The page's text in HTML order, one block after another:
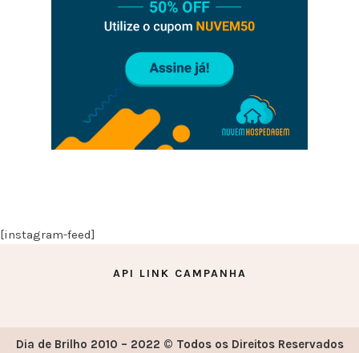
[instagram-feed]
API LINK CAMPANHA
Dia de Brilho 2010 – 2022 © Todos os Direitos Reservados